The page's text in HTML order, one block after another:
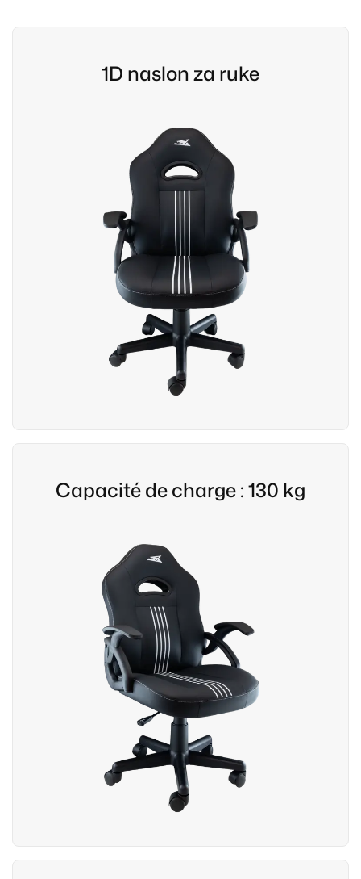
1D naslon za ruke
Capacité de charge : 130 kg